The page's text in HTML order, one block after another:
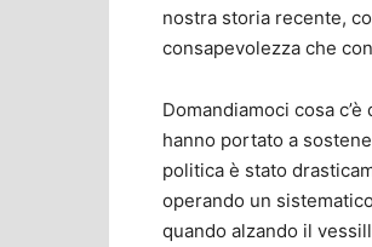
nostra storia recente,
consapevolezza che
Domandiamoci cosa
hanno portato a
politica è stato
operando un
quando alzando il